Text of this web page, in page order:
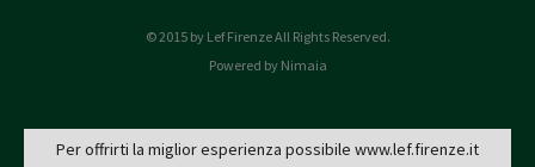
© 2015 by Lef Firenze All Rights Reserved.
Powered by Nimaia
Per offrirti la miglior esperienza possibile www.lef.firenze.it